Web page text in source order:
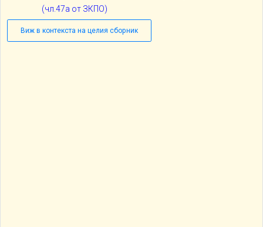
(чл.47а от ЗКПО)
Виж в контекста на целия сборник